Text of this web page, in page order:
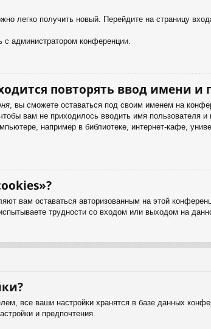
легко получить новый. Перейдите на страницу
с администратором конференции.
повторять ввод имени и
, вы сможете оставаться под своим именем на
вам не приходилось вводить имя
например в библиотеке, интернет-кафе,
вам оставаться авторизованным на этой
трудности со входом или выходом на
все ваши настройки хранятся в базе данных
и предпочтения.